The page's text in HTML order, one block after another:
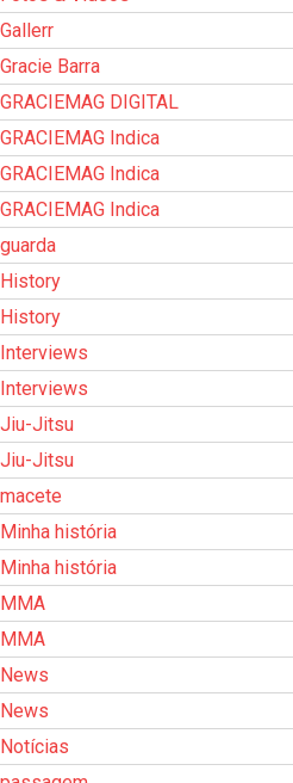
Gallerr
Gracie Barra
GRACIEMAG DIGITAL
GRACIEMAG Indica
GRACIEMAG Indica
GRACIEMAG Indica
guarda
History
History
Interviews
Interviews
Jiu-Jitsu
Jiu-Jitsu
macete
Minha história
Minha história
MMA
MMA
News
News
Notícias